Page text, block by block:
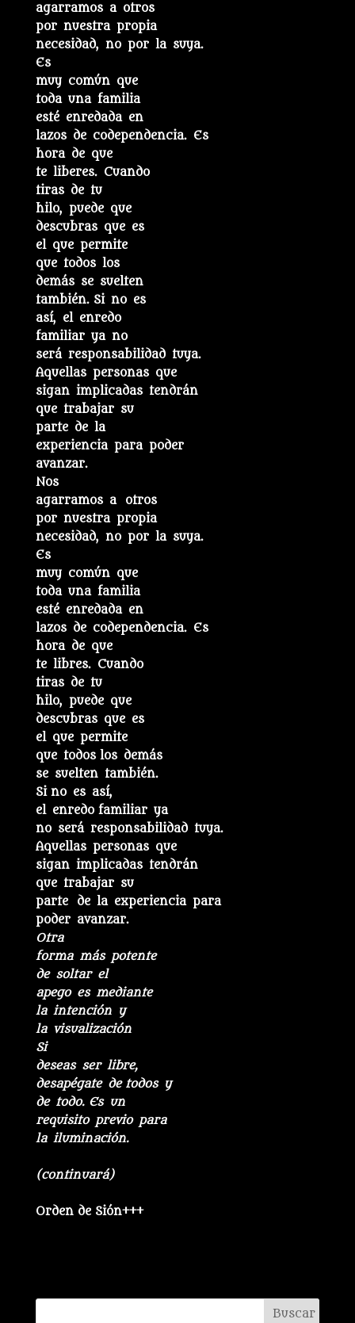
agarramos a otros
por nuestra propia
necesidad, no por la suya.
Es
muy común que
toda una familia
esté enredada en
lazos de codependencia. Es
hora de que
te liberes. Cuando
tiras de tu
hilo, puede que
descubras que es
el que permite
que todos los
demás se suelten
también. Si no es
así, el enredo
familiar ya no
será responsabilidad tuya.
Aquellas personas que
sigan implicadas tendrán
que trabajar su
parte de la
experiencia para poder
avanzar.
Nos
agarramos a otros
por nuestra propia
necesidad, no por la suya.
Es
muy común que
toda una familia
esté enredada en
lazos de codependencia. Es
hora de que
te libres. Cuando
tiras de tu
hilo, puede que
descubras que es
el que permite
que todos los demás
se suelten también.
Si no es así,
el enredo familiar ya
no será responsabilidad tuya.
Aquellas personas que
sigan implicadas tendrán
que trabajar su
parte de la experiencia para
poder avanzar.
Otra
forma más potente
de soltar el
apego es mediante
la intención y
la visualización
Si
deseas ser libre,
desapégate de todos y
de todo. Es un
requisito previo para
la iluminación.
(continuará)
Orden de Sión+++